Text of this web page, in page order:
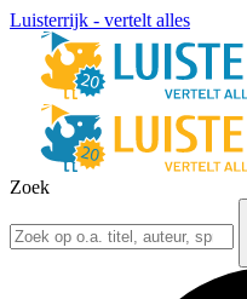
Luisterrijk - vertelt alles
Zoek